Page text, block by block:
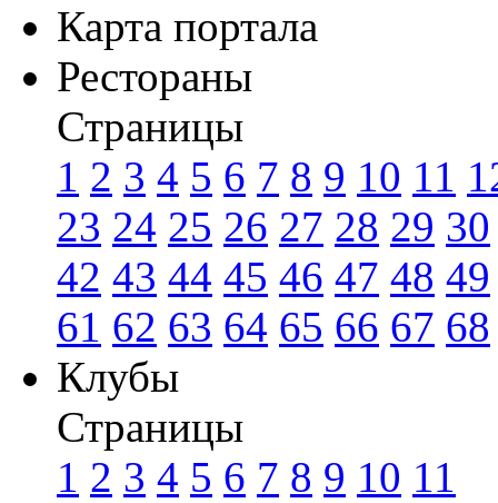
Карта портала
Рестораны
Страницы
1 2 3 4 5 6 7 8 9 10 11
23 24 25 26 27 28 29 30
42 43 44 45 46 47 48 49
61 62 63 64 65 66 67 68
Клубы
Страницы
1 2 3 4 5 6 7 8 9 10 11